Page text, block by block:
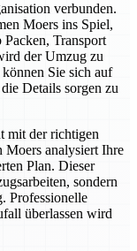
verbunden.
Moers ins Spiel,
Packen, Transport
der Umzug zu
Sie sich auf
Details sorgen zu
mit der richtigen
Moers analysiert Ihre
Plan. Dieser
sondern
Professionelle
überlassen wird